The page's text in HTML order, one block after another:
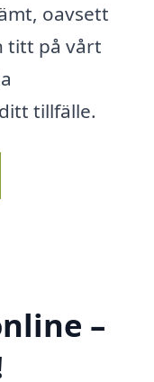
oavsett
titt på vårt
tillfälle.
–